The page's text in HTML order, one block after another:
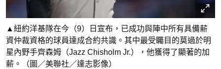
▲紐約洋基隊在今（9）日宣布，已成功與陣中所有具備薪
資仲裁資格的球員達成合約共識。其中最受矚目的莫過於明
星內野手齊森姆（Jazz Chisholm Jr.），他獲得了顯著的加
薪。（圖／美聯社／達志影像）